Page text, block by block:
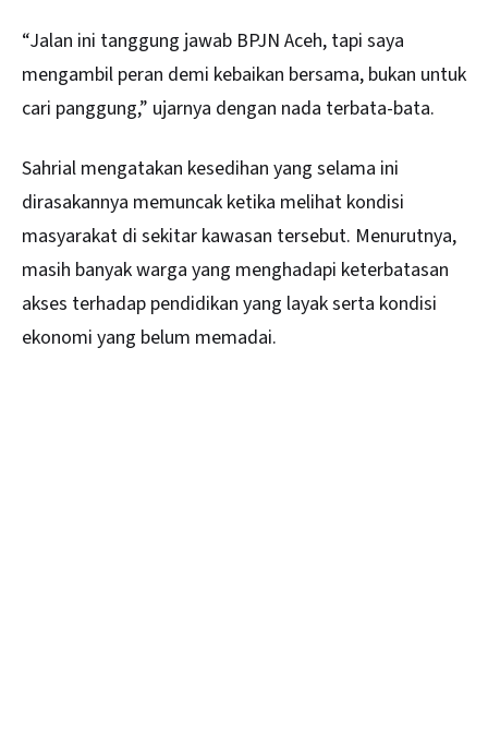
“Jalan ini tanggung jawab BPJN Aceh, tapi saya
mengambil peran demi kebaikan bersama, bukan untuk
cari panggung,” ujarnya dengan nada terbata-bata.
Sahrial mengatakan kesedihan yang selama ini
dirasakannya memuncak ketika melihat kondisi
masyarakat di sekitar kawasan tersebut. Menurutnya,
masih banyak warga yang menghadapi keterbatasan
akses terhadap pendidikan yang layak serta kondisi
ekonomi yang belum memadai.